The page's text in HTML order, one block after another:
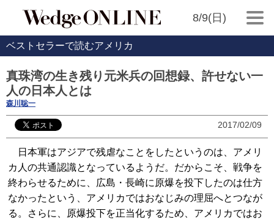
8/9(日)
ベストセラーで読むアメリカ
真珠湾の生き残り元米兵の回想録、許せない一
人の日本人とは
森川聡一
2017/02/09
日本軍はアジアで残虐なことをしたというのは、アメリ
カ人の共通認識となっているようだ。だからこそ、戦争を
終わらせるために、広島・長崎に原爆を投下したのは仕方
なかったという、アメリカではおなじみの理屈へとつなが
る。さらに、原爆投下を正当化するため、アメリカではお